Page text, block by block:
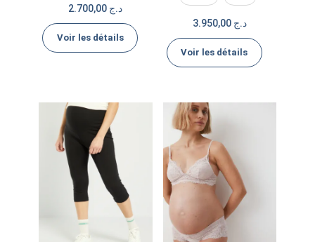
د.ج
Voir les détails
د.ج 3.950,00
Voir les détails